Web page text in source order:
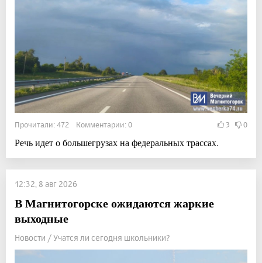
Прочитали: 472 Комментарии: 0 3 0
Речь идет о большегрузах на федеральных трассах.
12:32, 8 авг 2026
В Магнитогорске ожидаются жаркие
выходные
Новости / Учатся ли сегодня школьники?